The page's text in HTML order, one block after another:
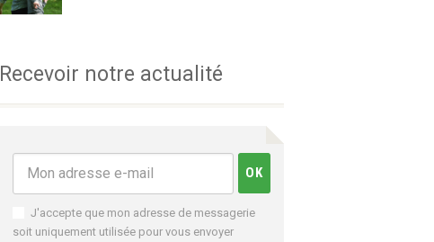
Recevoir notre actualité
J'accepte que mon adresse de messagerie
soit uniquement utilisée pour vous envoyer